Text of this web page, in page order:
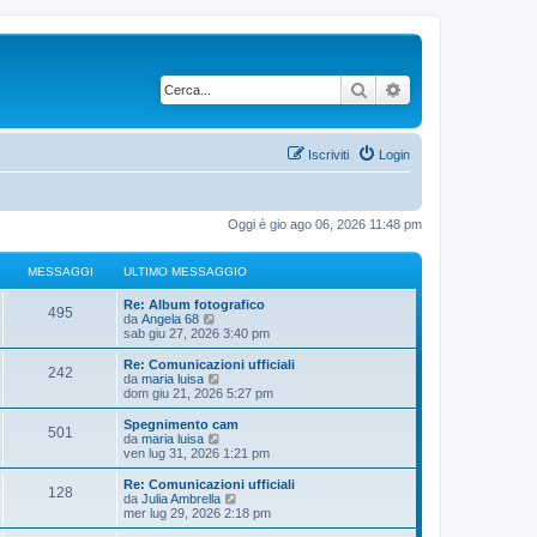
Cerca
Login
Iscriviti
Oggi è gio ago 06, 2026 11:48 pm
MESSAGGI ULTIMO MESSAGGIO
495M
s
s
a
g
g
i
U
l
t
i
m
o
m
s
s
a
g
i
o
Re: Album fotografico
da Angela 68
e
d
i
u
l
m
o
m
s
s
a
g
sab giu 27, 2026 3:40 pm
242M
s
s
a
g
U
l
t
i
m
o
m
s
s
a
g
Re: Comunicazioni ufficiali
da maria luisa
e
d
i
i
m
o
m
dom giu 21, 2026 5:27 pm
501
s
s
U
l
t
i
m
o
m
Spegnimento cam
da maria luisa
e
d
i
u
ven lug 31, 2026 1:21 pm
128M
U
l
t
i
Re: Comunicazioni ufficiali
da Julia Ambrella
e
d
mer lug 29, 2026 2:18 pm